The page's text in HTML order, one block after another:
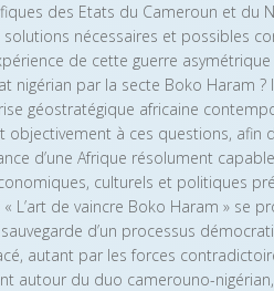
des Etats du Cameroun et du
solutions nécessaires et possibles
de cette guerre
nigérian par la secte Boko Haram
géostratégique africaine
objectivement à ces questions, afin
d’une Afrique résolument
culturels et politiques
L’art de vaincre Boko Haram » se
d’un processus
autant par les forces
autour du duo camerouno-